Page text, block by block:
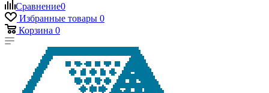
Сравнение0
Избранные товары 0
Корзина 0